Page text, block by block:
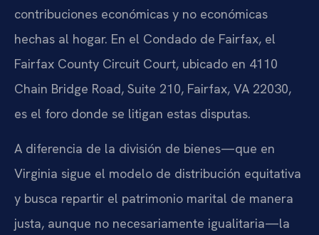
contribuciones económicas y no económicas
hechas al hogar. En el Condado de Fairfax, el
Fairfax County Circuit Court, ubicado en 4110
Chain Bridge Road, Suite 210, Fairfax, VA 22030,
es el foro donde se litigan estas disputas.
A diferencia de la división de bienes—que en
Virginia sigue el modelo de distribución equitativa
y busca repartir el patrimonio marital de manera
justa, aunque no necesariamente igualitaria—la